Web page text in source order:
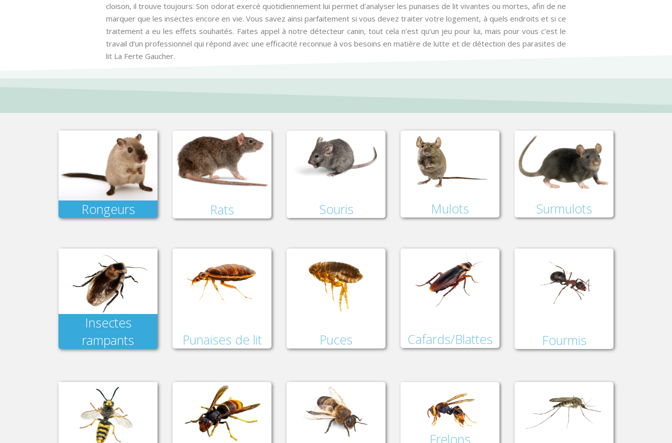
cloison, il trouve toujours. Son odorat exercé quotidiennement lui permet d’analyser les punaises de lit vivantes ou mortes, afin de ne
marquer que les insectes encore en vie. Vous savez ainsi parfaitement si vous devez traiter votre logement, à quels endroits et si ce
traitement a eu les effets souhaités. Faites appel à notre détecteur canin, tout cela n’est qu’un jeu pour lui, mais pour vous c’est le
travail d’un professionnel qui répond avec une efficacité reconnue à vos besoins en matière de lutte et de détection des parasites de
lit La Ferte Gaucher.
Rongeurs Rats Souris Mulots Surmulots
Insectes
rampants
Punaises de lit Puces Cafards/Blattes Fourmis
Frelons